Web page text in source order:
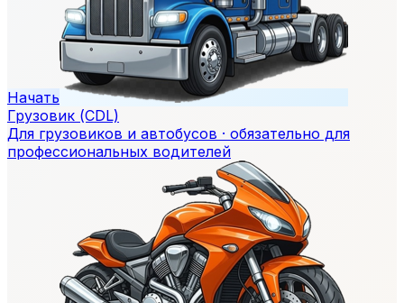
Начать
Грузовик (CDL)
Для грузовиков и автобусов · обязательно для
профессиональных водителей